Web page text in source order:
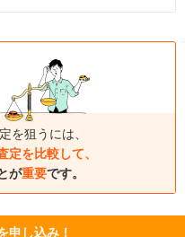
を狙うには、
定を比較して、
が重要です。
申し込み！